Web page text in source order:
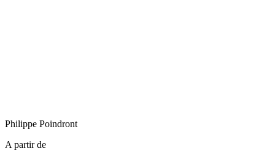
Philippe Poindront
A partir de